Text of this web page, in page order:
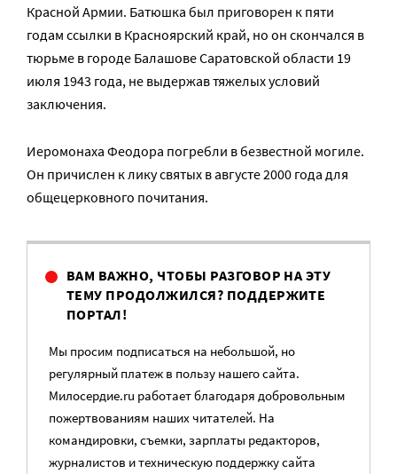
Красной Армии. Батюшка был приговорен к пяти
годам ссылки в Красноярский край, но он скончался в
тюрьме в городе Балашове Саратовской области 19
июля 1943 года, не выдержав тяжелых условий
заключения.
Иеромонаха Феодора погребли в безвестной могиле.
Он причислен к лику святых в августе 2000 года для
общецерковного почитания.
ВАМ ВАЖНО, ЧТОБЫ РАЗГОВОР НА ЭТУ
ТЕМУ ПРОДОЛЖИЛСЯ? ПОДДЕРЖИТЕ
ПОРТАЛ!
Мы просим подписаться на небольшой, но
регулярный платеж в пользу нашего сайта.
Милосердие.ru работает благодаря добровольным
пожертвованиям наших читателей. На
командировки, съемки, зарплаты редакторов,
журналистов и техническую поддержку сайта